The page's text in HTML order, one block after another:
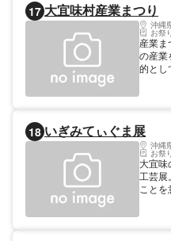
Ｒと、
とエコ
にキャ
勝地の
ざして
17 大宜味村産業まつり
沖縄
お祭
産業
の産業
的とし
ごと体
流のあ
があり
18 いぎみてぃぐま展
沖縄
お祭
大宜味
工芸展
こと